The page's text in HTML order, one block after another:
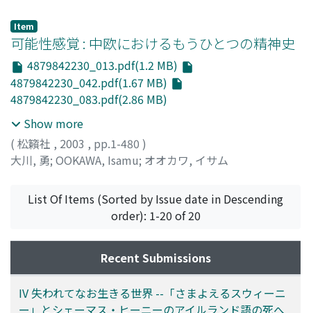
Item
可能性感覚 : 中欧におけるもうひとつの精神史
4879842230_013.pdf(1.2 MB)
4879842230_042.pdf(1.67 MB)
4879842230_083.pdf(2.86 MB)
Show more
( 松籟社 , 2003 , pp.1-480 )
大川, 勇; OOKAWA, Isamu; オオカワ, イサム
List Of Items (Sorted by Issue date in Descending
order): 1-20 of 20
Recent Submissions
IV 失われてなお生きる世界 --「さまよえるスウィーニ
ー」とシェーマス・ヒーニーのアイルランド語の死へ